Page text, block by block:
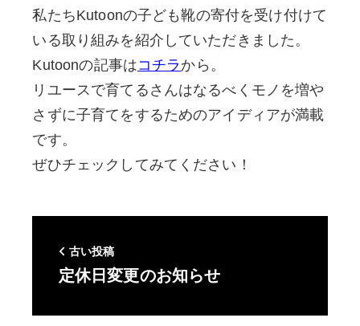
私たちKutoonの子ども靴の寄付を受け付けて
いる取り組みを紹介していただきました。
Kutoonの記事はコチラ から。
リユースで育てるさんはなるべくモノを増や
さずに子育てをするためのアイディアが満載
です。
ぜひチェックしてみてください！
古い投稿
定休日変更のお知らせ